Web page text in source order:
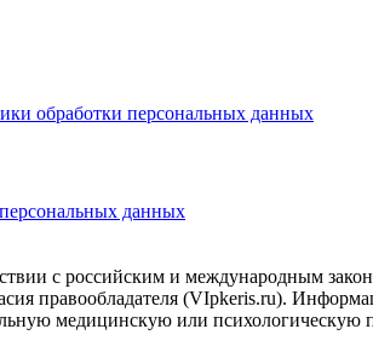
обработки персональных данных
данных
с российским и международным
правообладателя (VIpkeris.ru).
медицинскую или психологическую